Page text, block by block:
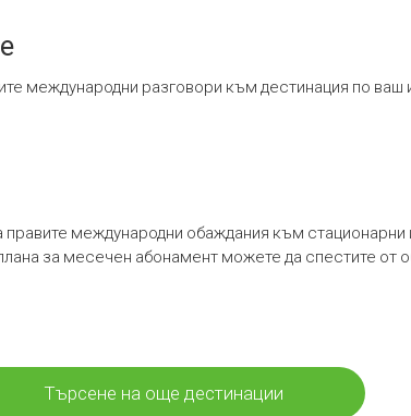
международни разговори към дестинация по
международни обаждания към
за месечен абонамент можете да спестите от
Търсене на още дестинации